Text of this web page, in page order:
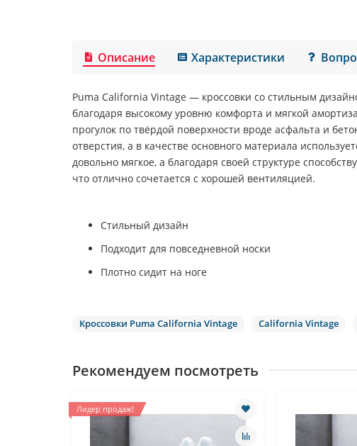
Описание Характеристики
Puma California Vintage — кроссовки со стильным
благодаря высокому уровню комфорта и мягкой
прогулок по твёрдой поверхности вроде асфальта и
отверстия, а в качестве основного материала
довольно мягкое, а благодаря своей структуре
что отлично сочетается с хорошей вентиляцией.
Стильный дизайн
Подходит для повседневной носки
Плотно сидит на ноге
Кроссовки Puma California Vintage California Vintage
Рекомендуем посмотреть
Лидер продаж!